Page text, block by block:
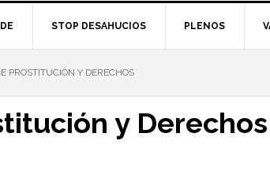
STOP DESAHUCIOS PLENOS
PROSTITUCIÓN Y DERECHOS
y Derechos